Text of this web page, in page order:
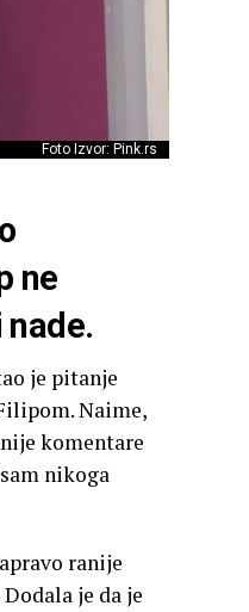
Foto Izvor: Pink.rs
ne
je pitanje
Naime,
komentare
nikoga
ranije
je da je